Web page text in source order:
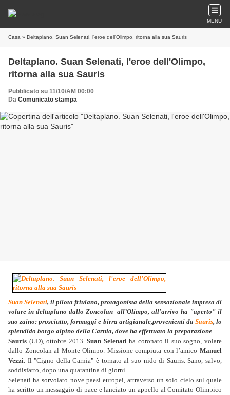
MENU
Casa » Deltaplano. Suan Selenati, l'eroe dell'Olimpo, ritorna alla sua Sauris
Deltaplano. Suan Selenati, l'eroe dell'Olimpo,
ritorna alla sua Sauris
Pubblicato su 11/10/AM 00:00
Da Comunicato stampa
Suan Selenati, il pilota friulano, protagonista della sensazionale impresa di
volare in deltaplano dallo Zoncolan all’Olimpo, all'arrivo ha "aperto" il
suo zaino: prosciutto, formaggi e birra artigianale,provenienti da Sauris, lo
splendido borgo alpino della Carnia, dove ha effettuato la preparazione
Sauris (UD), ottobre 2013.Suan Selenatiha coronato il suo sogno, volare
dallo Zoncolan al Monte Olimpo. Missione compiuta con l’amico Manuel
Vezzi. Il "Cigno della Carnia" è tornato al suo nido di Sauris. Sano, salvo,
soddisfatto, dopo una quarantina di giorni.
Selenati ha sorvolato nove paesi europei, attraverso un solo cielo sul quale
ha scritto un messaggio di pace e lanciato un appello al Comitato Olimpico